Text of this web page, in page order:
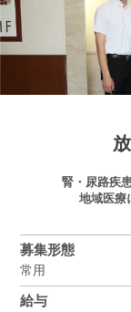
腎・尿路疾
地域医療
募集形態
常用
給与